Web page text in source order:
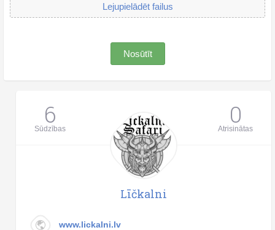
Lejupielādēt failus
Nosūtīt
6
Sūdzības 0
Atrisinātas
Līčkalni
www.lickalni.lv